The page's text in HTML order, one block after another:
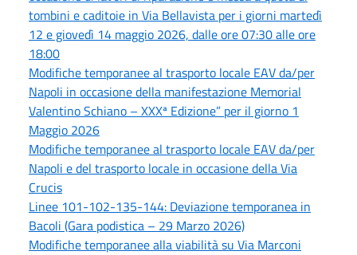
tombini e caditoie in Via Bellavista per i giorni martedì
12 e giovedì 14 maggio 2026, dalle ore 07:30 alle ore
18:00
Modifiche temporanee al trasporto locale EAV da/per
Napoli in occasione della manifestazione Memorial
Valentino Schiano – XXXª Edizione” per il giorno 1
Maggio 2026
Modifiche temporanee al trasporto locale EAV da/per
Napoli e del trasporto locale in occasione della Via
Crucis
Linee 101-102-135-144: Deviazione temporanea in
Bacoli (Gara podistica – 29 Marzo 2026)
Modifiche temporanee alla viabilità su Via Marconi